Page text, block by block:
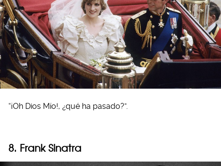
“¡Oh Dios Mío!, ¿qué ha pasado?”.
8. Frank Sinatra